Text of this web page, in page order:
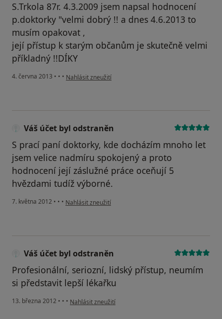
S.Trkola 87r. 4.3.2009 jsem napsal hodnocení
p.doktorky "velmi dobrý !! a dnes 4.6.2013 to
musím opakovat ,
její přístup k starým občanům je skutečně velmi
příkladný !!DÍKY
4. června 2013 • • • podle názoru uživatele Váš účet byl odstraněn
Nahlásit zneužití
Váš účet byl odstraněn
S prací paní doktorky, kde docházím mnoho let
jsem velice nadmíru spokojený a proto
hodnocení její záslužné práce oceňují 5
hvězdami tudíž výborné.
7. května 2012 • • • podle názoru uživatele Váš účet byl odstraněn
Nahlásit zneužití
Váš účet byl odstraněn
Profesionální, seriozní, lidský přístup, neumím
si představit lepší lékařku
13. března 2012 • • • podle názoru uživatele Váš účet byl odstraněn
Nahlásit zneužití